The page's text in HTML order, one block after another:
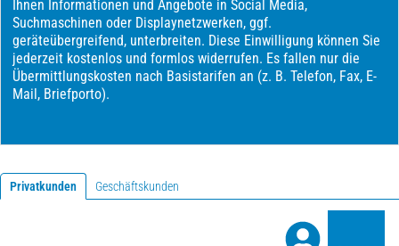
Privatkunden Geschäftskunden